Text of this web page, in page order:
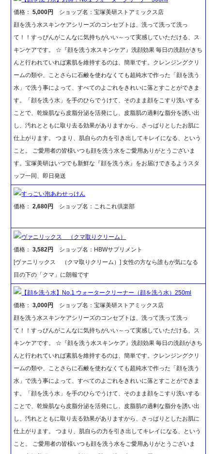
価格：5,000円
ショップ名：宝塚美研ストアミックス店
顔を洗う水スキンケアシリーズのコンセプトは、洗って洗って洗っ
て！！すっぴんがこんなに気持ちがいい～って実感していただける、ス
キンケアです。 ☆『顔を洗う水スキンケア』洗顔効果 毎日の洗顔がきち
んと行われていれば素肌を維持するのは、簡単です。クレンジングクリ
ームの類や、ことさらに石鹸を使わなくても超純水で作った「顔を洗う
水」で洗う事によって、すべてのよごれをきれいに落とすことができま
す。「顔を洗う水」を手のひらでうけて、そのまま顔をこすり洗いする
ことで、乾燥肌なら皮脂分泌を活発にし、皮脂肌の過剰な脂分を誘い出
し、汚れとともに取り去る効果がありますから、さっぱりとしたお肌に
仕上がります。 つまり、肌自らの力を引き出してキレイになる、という
こと。 ご愛用者の皆様いつも顔を洗う水をご愛用ありがとうございま
す。宝塚美研はいつでも新鮮な『顔を洗う水』をお届けできるようスタ
ッフ一同、即日発送
すっごい泡あわせっけん
価格：2,680円 ショップ名：これこれ倶楽部
ヴァニリックス （クマ取りクリーム）
価格：3,582円
ショップ名：HBWサプリメント
[ヴァニリックス （クマ取りクリーム）] 女性の方なら誰もが気になる
目の下の「クマ」に朗報です
【顔を洗う水】No.1 ウォータークリーナー（顔を洗う水）250ml
価格：3,000円
ショップ名：宝塚美研ストアミックス店
顔を洗う水スキンケアシリーズのコンセプトは、洗って洗って洗っ
て！！すっぴんがこんなに気持ちがいい～って実感していただける、ス
キンケアです。 ☆『顔を洗う水スキンケア』洗顔効果 毎日の洗顔がきち
んと行われていれば素肌を維持するのは、簡単です。クレンジングクリ
ームの類や、ことさらに石鹸を使わなくても超純水で作った「顔を洗う
水」で洗う事によって、すべてのよごれをきれいに落とすことができま
す。「顔を洗う水」を手のひらでうけて、そのまま顔をこすり洗いする
ことで、乾燥肌なら皮脂分泌を活発にし、皮脂肌の過剰な脂分を誘い出
し、汚れとともに取り去る効果がありますから、さっぱりとしたお肌に
仕上がります。 つまり、肌自らの力を引き出してキレイになる、という
こと。 ご愛用者の皆様いつも顔を洗う水をご愛用ありがとうございま